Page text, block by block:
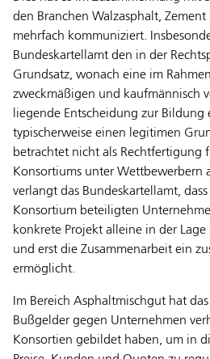
den Branchen Walzasphalt,
mehrfach kommuniziert.
Bundeskartellamt den in der
Grundsatz, wonach eine im
zweckmäßigen und kaufmännisch
liegende Entscheidung zur Bildung
typischerweise einen legitimen
betrachtet nicht als Rechtfertigung
Konsortiums unter Wettbewerbern
verlangt das Bundeskartellamt,
Konsortium beteiligten
konkrete Projekt alleine in der Lage
und erst die Zusammenarbeit ein
ermöglicht.
Im Bereich Asphaltmischgut hat
Bußgelder gegen Unternehmen
Konsortien gebildet haben, um in